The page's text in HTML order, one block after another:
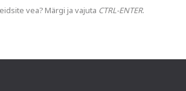
vea? Märgi ja vajuta CTRL-ENTER.